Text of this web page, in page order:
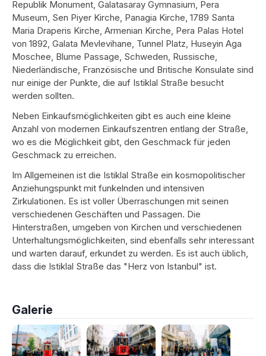
Republik Monument, Galatasaray Gymnasium, Pera
Museum, Sen Piyer Kirche, Panagia Kirche, 1789 Santa
Maria Draperis Kirche, Armenian Kirche, Pera Palas Hotel
von 1892, Galata Mevlevihane, Tunnel Platz, Huseyin Aga
Moschee, Blume Passage, Schweden, Russische,
Niederländische, Französische und Britische Konsulate sind
nur einige der Punkte, die auf Istiklal Straße besucht
werden sollten.
Neben Einkaufsmöglichkeiten gibt es auch eine kleine
Anzahl von modernen Einkaufszentren entlang der Straße,
wo es die Möglichkeit gibt, den Geschmack für jeden
Geschmack zu erreichen.
Im Allgemeinen ist die Istiklal Straße ein kosmopolitischer
Anziehungspunkt mit funkelnden und intensiven
Zirkulationen. Es ist voller Überraschungen mit seinen
verschiedenen Geschäften und Passagen. Die
Hinterstraßen, umgeben von Kirchen und verschiedenen
Unterhaltungsmöglichkeiten, sind ebenfalls sehr interessant
und warten darauf, erkundet zu werden. Es ist auch üblich,
dass die Istiklal Straße das "Herz von Istanbul" ist.
Galerie